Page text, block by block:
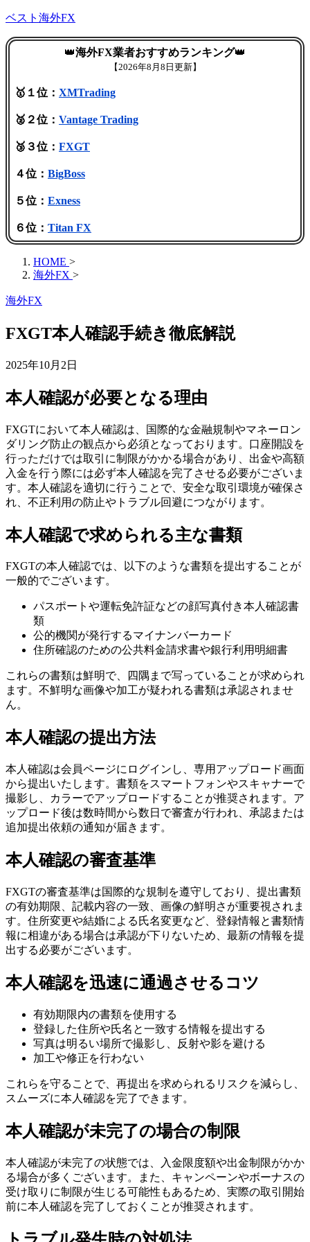
ベスト海外FX
👑海外FX業者おすすめランキング👑
【2026年8月8日更新】
🥇１位： XMTrading
🥈２位： Vantage Trading
🥉３位： FXGT
４位： BigBoss
５位： Exness
６位： Titan FX
HOME >
海外FX >
海外FX
FXGT本人確認手続き徹底解説
2025年10月2日
本人確認が必要となる理由
FXGTにおいて本人確認は、国際的な金融規制やマネーロン
ダリング防止の観点から必須となっております。口座開設を
行っただけでは取引に制限がかかる場合があり、出金や高額
入金を行う際には必ず本人確認を完了させる必要がございま
す。本人確認を適切に行うことで、安全な取引環境が確保さ
れ、不正利用の防止やトラブル回避につながります。
本人確認で求められる主な書類
FXGTの本人確認では、以下のような書類を提出することが
一般的でございます。
パスポートや運転免許証などの顔写真付き本人確認書
類
公的機関が発行するマイナンバーカード
住所確認のための公共料金請求書や銀行利用明細書
これらの書類は鮮明で、四隅まで写っていることが求められ
ます。不鮮明な画像や加工が疑われる書類は承認されませ
ん。
本人確認の提出方法
本人確認は会員ページにログインし、専用アップロード画面
から提出いたします。書類をスマートフォンやスキャナーで
撮影し、カラーでアップロードすることが推奨されます。ア
ップロード後は数時間から数日で審査が行われ、承認または
追加提出依頼の通知が届きます。
本人確認の審査基準
FXGTの審査基準は国際的な規制を遵守しており、提出書類
の有効期限、記載内容の一致、画像の鮮明さが重要視されま
す。住所変更や結婚による氏名変更など、登録情報と書類情
報に相違がある場合は承認が下りないため、最新の情報を提
出する必要がございます。
本人確認を迅速に通過させるコツ
有効期限内の書類を使用する
登録した住所や氏名と一致する情報を提出する
写真は明るい場所で撮影し、反射や影を避ける
加工や修正を行わない
これらを守ることで、再提出を求められるリスクを減らし、
スムーズに本人確認を完了できます。
本人確認が未完了の場合の制限
本人確認が未完了の状態では、入金限度額や出金制限がかか
る場合が多くございます。また、キャンペーンやボーナスの
受け取りに制限が生じる可能性もあるため、実際の取引開始
前に本人確認を完了しておくことが推奨されます。